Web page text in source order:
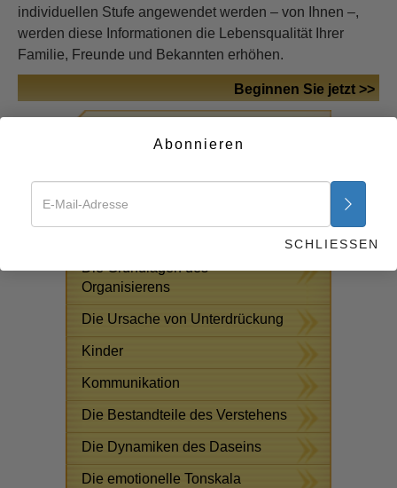
individuellen Stufe angewendet werden – von Ihnen –,
werden diese Informationen die Lebensqualität Ihrer
Familie, Freunde und Bekannten erhöhen.
Beginnen Sie jetzt >>
Drogenproblem
Die Grundlagen des
Organisierens
Die Ursache von Unterdrückung
Kinder
Kommunikation
Die Bestandteile des Verstehens
Die Dynamiken des Daseins
Die emotionelle Tonskala
Abonnieren
SCHLIESSEN